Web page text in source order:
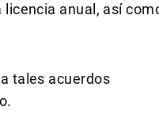
anual, así
tales acuerdos